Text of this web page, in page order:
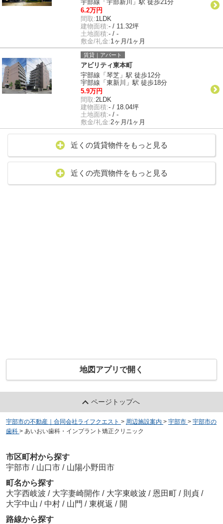
宇部線「宇部新川」駅 徒歩21分
6.2万円
間取:1LDK
建物面積:- / 11.32坪
土地面積:- / -
敷金/礼金:1ヶ月/1ヶ月
賃貸｜アパート
アビリティ東本町
宇部線「琴芝」駅 徒歩12分
宇部線「東新川」駅 徒歩18分
5.9万円
間取:2LDK
建物面積:- / 18.04坪
土地面積:- / -
敷金/礼金:2ヶ月/1ヶ月
近くの賃貸物件をもっと見る
近くの売買物件をもっと見る
地図アプリで開く
ページトップへ
宇部市の不動産｜合同会社ライフクエスト > 周辺施設案内 > 宇部市 > 宇部市の
歯科 > あいおい歯科・インプラント矯正クリニック
市区町村から探す
宇部市 / 山口市 / 山陽小野田市
町名から探す
大字西岐波 / 大字妻崎開作 / 大字東岐波 / 恩田町 / 則貞 /
大字中山 / 中村 / 山門 / 東梶返 / 開
路線から探す